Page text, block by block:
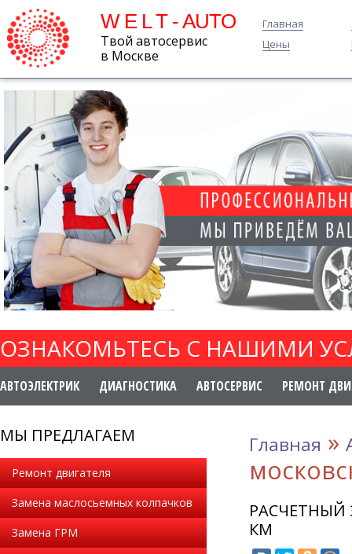
W E L T - AUTO
Твой автосервис
в Москве
Главная
Цены
ОЗНАКОМЬТЕСЬ С НАШИМИ
АВТОЭЛЕКТРИК ДИАГНОСТИКА АВТОСЕРВИС РЕМОНТ
МЫ ПРЕДЛАГАЕМ
Ремонт двигателя
Замена маслосьемных колпачков
Замена ГРМ
Главная »
РАСЧЕТНЫЙ
КМ